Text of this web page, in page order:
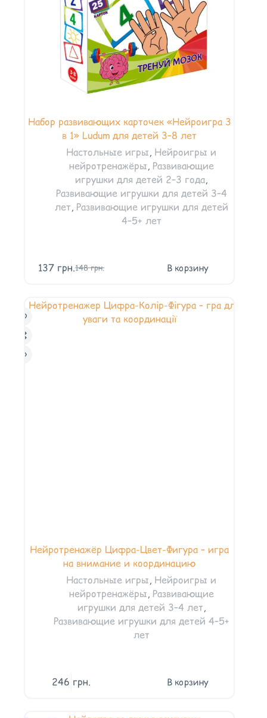
Набор развивающих карточек «Нейроигра 3
в 1» Ludum для детей 3–8 лет
Настольные игры, Нейроигры и
нейротренажёры, Развивающие
игрушки для детей 2–3 года,
Развивающие игрушки для детей 3–4
лет, Развивающие игрушки для детей
4–5+ лет
148грн.
137 грн. В корзину
Нейротренажёр Цифра-Цвет-Фигура – игра
на внимание и координацию
Настольные игры, Нейроигры и
нейротренажёры, Развивающие
игрушки для детей 3–4 лет,
Развивающие игрушки для детей 4–5+
лет
246 грн. В корзину